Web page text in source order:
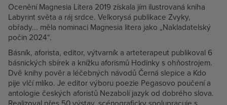
Ocenění Magnesia Litera 2019 získala jím ilustrovaná kniha
Labyrint světa a ráj srdce. Velkorysá publikace Zvyky,
obřady... měla nominaci Magnesia litera jako „Nakladatelský
počin 2024“.
Básník, aforista, editor, výtvarník a arteterapeut publikoval 6
básnických sbírek a knížku aforismů Hodinky s ohňostrojem.
Dvě knihy pověr a léčebných návodů Černá slepice a Kdo
pije vlčí mlíko. Je editor výboru poezie Pegasovo poučení a
antologie českých aforistů Nezabolí jazyk od dobrého slova.
Realizoval přes 50 výstav, scénograficky spolupracuje s